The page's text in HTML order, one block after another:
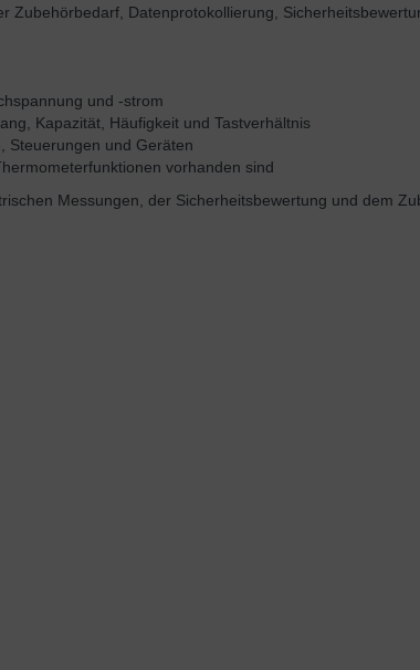
Zubehörbedarf, Datenprotokollierung,
und -strom
Kapazität, Häufigkeit und Tastverhältnis
Steuerungen und Geräten
vorhanden sind
Messungen, der Sicherheitsbewertung und dem